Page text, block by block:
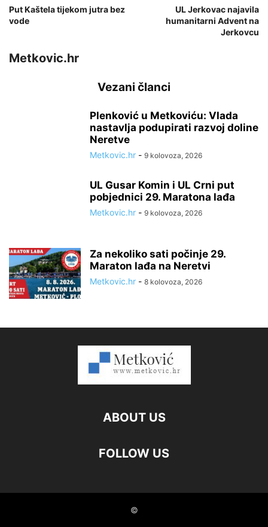
Put Kaštela tijekom jutra bez
vode
UL Jerkovac najavila
humanitarni Advent na
Jerkovcu
Metkovic.hr
Vezani članci
Plenković u Metkoviću: Vlada
nastavlja podupirati razvoj doline
Neretve
Metkovic.hr - 9 kolovoza, 2026
UL Gusar Komin i UL Crni put
pobjednici 29. Maratona lađa
Metkovic.hr - 9 kolovoza, 2026
Za nekoliko sati počinje 29.
Maraton lađa na Neretvi
Metkovic.hr - 8 kolovoza, 2026
ABOUT US
FOLLOW US
©